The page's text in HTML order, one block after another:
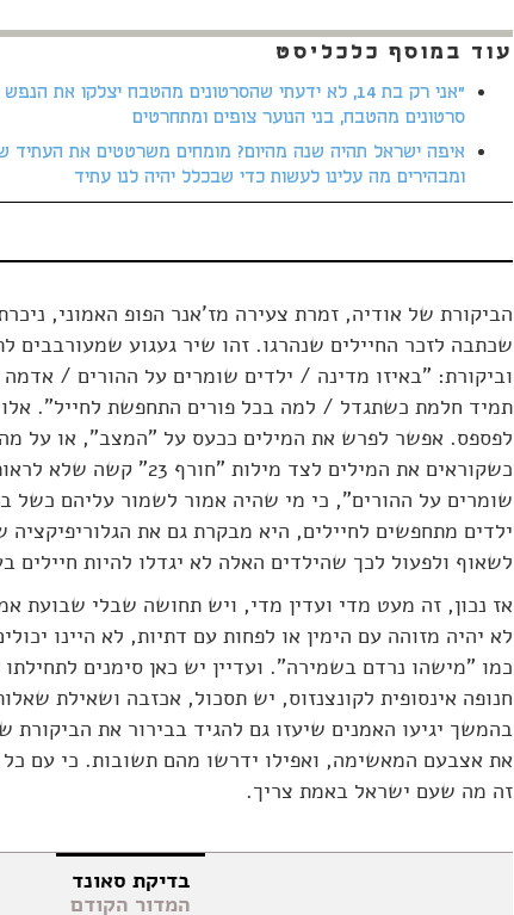
עוד במוסף כלכליסט
"אני רק בת 14, לא ידעתי שהסרטונים מהטבח יצלקו את
סרטונים מהטבח, בני הנוער צופים ומתחרטים
איפה ישראל תהיה שנה מהיום? מומחים משרטטים את העתיד
ומבהירים מה עלינו לעשות כדי שבכלל יהיה לנו עתיד
הביקורת של אודיה, זמרת צעירה מז'אנר הפופ האמוני,
שכתבה לזכר החיילים שנהרגו. זהו שיר געגוע שמעורבבים
וביקורת: "באיזו מדינה / ילדים שומרים על ההורים /
תמיד חלמת כשתגדל / למה בכל פורים התחפשת לחייל". אלו
לפספס. אפשר לפרש את המילים ככעס על "המצב", או על מה
כשקוראים את המילים לצד
שומרים על ההורים", כי מי שהיה אמור לשמור עליהם כשל
ילדים מתחפשים לחיילים, היא מבקרת גם את
לשאוף ולפעול לכך שהילדים האלה לא יגדלו להיות חיילים
אז נכון, זה מעט מדי ועדין מדי, ויש תחושה שבלי שבועת
לא יהיה מזוהה עם הימין או לפחות עם דתיות, לא היינו
כמו "מישהו נרדם בשמירה". ועדיין יש כאן סימנים
חנופה אינסופית לקונצנזוס, יש תסכול, אכזבה ושאילת
בהמשך יגיעו האמנים שיעזו גם להגיד בבירור את הביקורת
את אצבעם המאשימה, ואפילו ידרשו מהם תשובות. כי עם כל
זה מה שעם ישראל באמת צריך.
בדיקת סאונד
המדור הקודם